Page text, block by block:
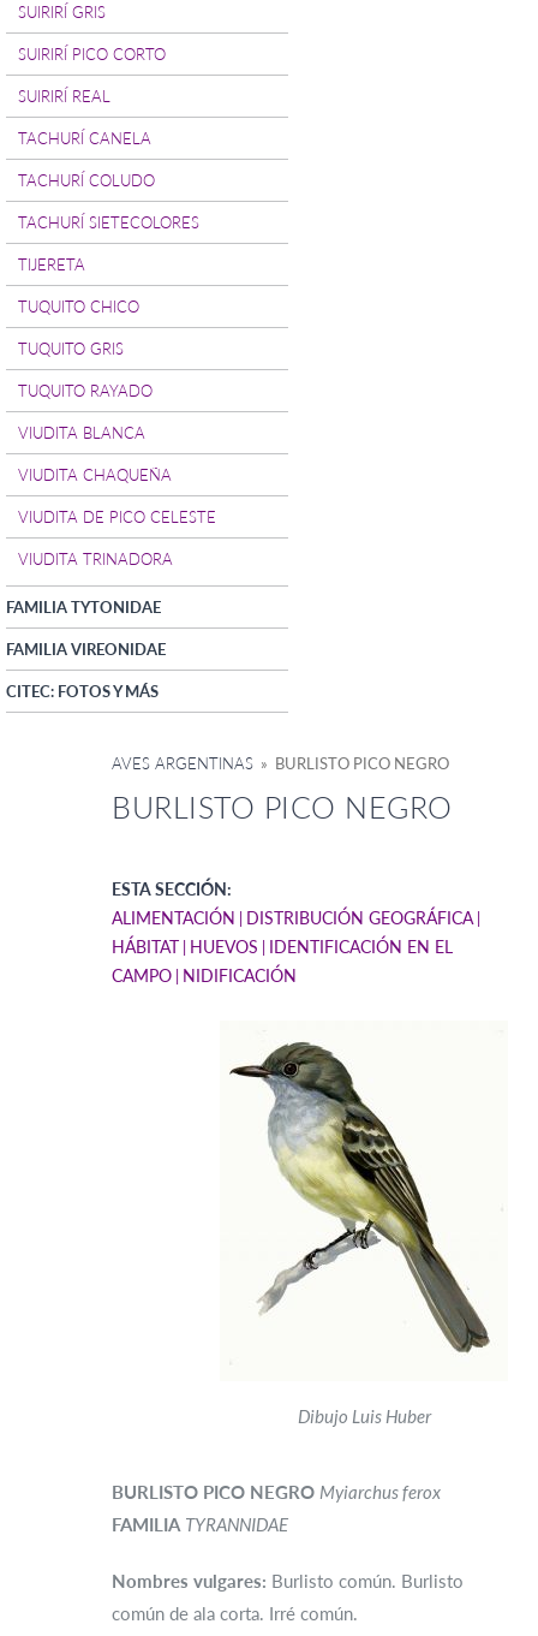
SUIRIRÍ GRIS
SUIRIRÍ PICO CORTO
SUIRIRÍ REAL
TACHURÍ CANELA
TACHURÍ COLUDO
TACHURÍ SIETECOLORES
TIJERETA
TUQUITO CHICO
TUQUITO GRIS
TUQUITO RAYADO
VIUDITA BLANCA
VIUDITA CHAQUEÑA
VIUDITA DE PICO CELESTE
VIUDITA TRINADORA
FAMILIA TYTONIDAE
FAMILIA VIREONIDAE
CITEC: FOTOS Y MÁS
AVES ARGENTINAS » BURLISTO PICO NEGRO
BURLISTO PICO NEGRO
ESTA SECCIÓN:
ALIMENTACIÓN
DISTRIBUCIÓN GEOGRÁFICA
HÁBITAT HUEVOS
IDENTIFICACIÓN EN EL
CAMPO NIDIFICACIÓN
Dibujo Luis Huber
BURLISTO PICO NEGRO Myiarchus ferox
FAMILIA TYRANNIDAE
Nombres vulgares: Burlisto común. Burlisto
común de ala corta. Irré común.